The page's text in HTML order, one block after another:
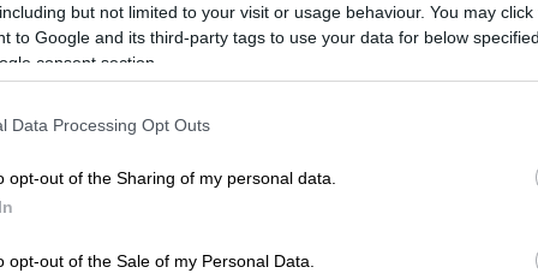
but not limited to your visit or usage behaviour. You may
to Google and its third-party tags to use your data for below
consent section.
Data Processing Opt Outs
opt-out of the Sharing of my personal data.
opt-out of the Sale of my Personal Data.
ΑττικήςΡένα Δούρου, οι τότε
Γραμματέας Πολιτικής Προστασίας
έναρξη της πυρκαγιάς, ο οποίος
Οι κατηγορούμενοι ανά περίπτωση θα
από αμέλεια κατά συρροή δια
και της